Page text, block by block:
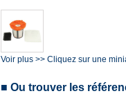
Voir plus >> Cliquez sur une
■ Ou trouver les